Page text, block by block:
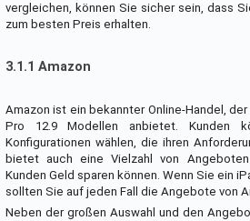
vergleichen, können Sie sicher sein, dass
zum besten Preis erhalten.
3.1.1 Amazon
Amazon ist ein bekannter Online-Handel,
Pro 12.9 Modellen anbietet. Kunden
Konfigurationen wählen, die ihren
bietet auch eine Vielzahl von
Kunden Geld sparen können. Wenn Sie ein
sollten Sie auf jeden Fall die Angebote von
Neben der großen Auswahl und den